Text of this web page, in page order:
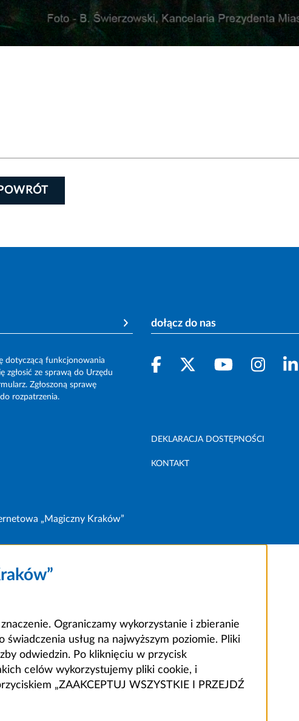
POWRÓT
dotyczącą funkcjonowania
zgłosić ze sprawą do Urzędu
Zgłoszoną sprawę
rozpatrzenia.
dołącz do nas
DEKLARACJA DOSTĘPNOŚCI
KONTAKT
„Magiczny Kraków”
Ograniczamy wykorzystanie i zbieranie
usług na najwyższym poziomie. Pliki
odwiedzin. Po kliknięciu w przycisk
celów wykorzystujemy pliki cookie, i
„ZAAKCEPTUJ WSZYSTKIE I PRZEJDŹ